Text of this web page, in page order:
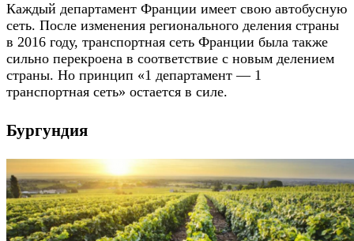
Каждый департамент Франции имеет свою автобусную
сеть. После изменения регионального деления страны
в 2016 году, транспортная сеть Франции была также
сильно перекроена в соответствие с новым делением
страны. Но принцип «1 департамент — 1
транспортная сеть» остается в силе.
Бургундия